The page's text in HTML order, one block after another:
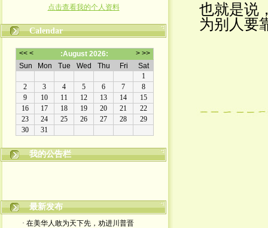
点击查看我的个人资料
Calendar
我的公告栏金复新其人其事
最新发布
· 在美华人敢为天下先，劝进川普晋
也就是说
为别人要